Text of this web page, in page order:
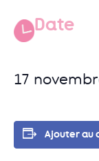
Date
17
Ajouter au